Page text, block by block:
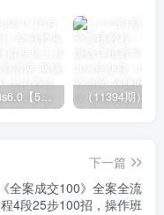
私域发售plus6.0【5月份线下课录音】/全域套装sop流程包，社群发售工具套装模型
下一篇
《全案成交100》全案全流
程4段25步100招，操作班